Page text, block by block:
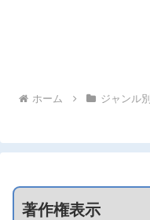
ホーム ジャンル別
著作権表示